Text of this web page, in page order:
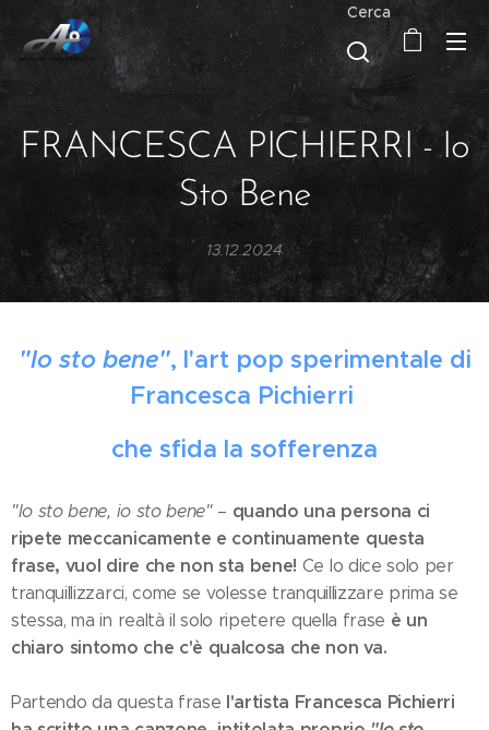
Cerca
FRANCESCA PICHIERRI - Io
Sto Bene
13.12.2024
"Io sto bene", l'art pop sperimentale di
Francesca Pichierri
che sfida la sofferenza
"Io sto bene, io sto bene"– quando una persona ci
ripete meccanicamente e continuamente questa
frase, vuol dire che non sta bene! Ce lo dice solo per
tranquillizzarci, come se volesse tranquillizzare prima se
stessa, ma in realtà il solo ripetere quella frase è un
chiaro sintomo che c'è qualcosa che non va.
Partendo da questa frase l'artista Francesca Pichierri